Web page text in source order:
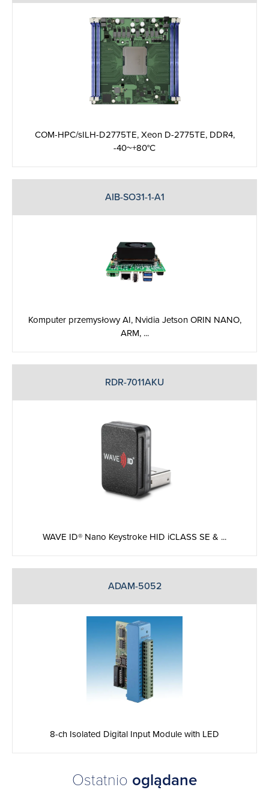
COM-HPC/sILH-D2775TE, Xeon D-2775TE, DDR4,
-40~+80°C
AIB-SO31-1-A1
Komputer przemysłowy AI, Nvidia Jetson ORIN NANO,
ARM, ...
RDR-7011AKU
WAVE ID® Nano Keystroke HID iCLASS SE & ...
ADAM-5052
8-ch Isolated Digital Input Module with LED
Ostatnio oglądane